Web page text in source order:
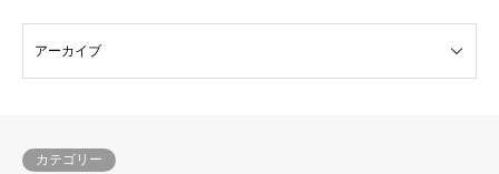
カテゴリー